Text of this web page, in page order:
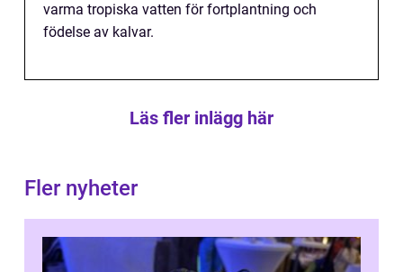
varma tropiska vatten för fortplantning och
födelse av kalvar.
Läs fler inlägg här
Fler nyheter